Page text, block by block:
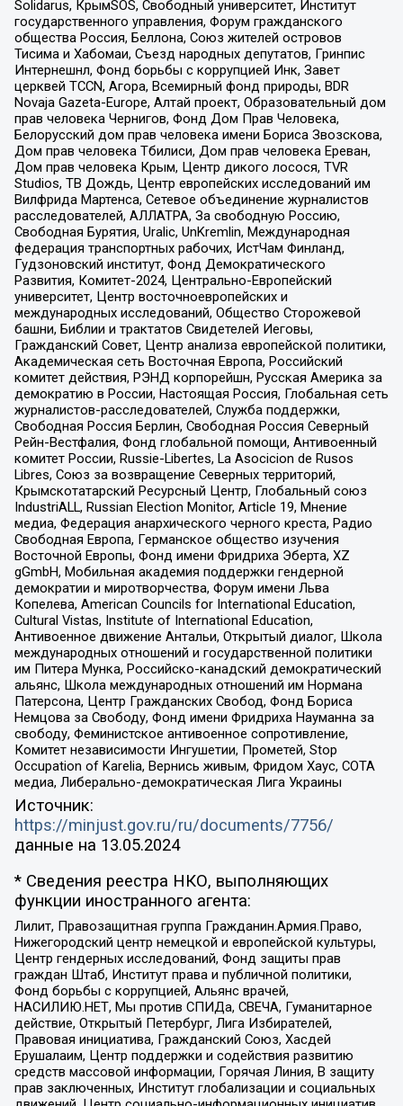
Solidarus, КрымSOS, Свободный университет, Институт
государственного управления, Форум гражданского
общества Россия, Беллона, Союз жителей островов
Тисима и Хабомаи, Съезд народных депутатов, Гринпис
Интернешнл, Фонд борьбы с коррупцией Инк, Завет
церквей TCCN, Агора, Всемирный фонд природы, BDR
Novaja Gazeta-Europe, Алтай проект, Образовательный дом
прав человека Чернигов, Фонд Дом Прав Человека,
Белорусский дом прав человека имени Бориса Звозскова,
Дом прав человека Тбилиси, Дом прав человека Ереван,
Дом прав человека Крым, Центр дикого лосося, TVR
Studios, ТВ Дождь, Центр европейских исследований им
Вилфрида Мартенса, Сетевое объединение журналистов
расследователей, АЛЛАТРА, За свободную Россию,
Свободная Бурятия, Uralic, UnKremlin, Международная
федерация транспортных рабочих, ИстЧам Финланд,
Гудзоновский институт, Фонд Демократического
Развития, Комитет-2024, Центрально-Европейский
университет, Центр восточноевропейских и
международных исследований, Общество Сторожевой
башни, Библии и трактатов Свидетелей Иеговы,
Гражданский Совет, Центр анализа европейской политики,
Академическая сеть Восточная Европа, Российский
комитет действия, РЭНД корпорейшн, Русская Америка за
демократию в России, Настоящая Россия, Глобальная сеть
журналистов-расследователей, Служба поддержки,
Свободная Россия Берлин, Свободная Россия Северный
Рейн-Вестфалия, Фонд глобальной помощи, Антивоенный
комитет России, Russie-Libertes, La Asocicion de Rusos
Libres, Союз за возвращение Северных территорий,
Крымскотатарский Ресурсный Центр, Глобальный союз
IndustriALL, Russian Election Monitor, Article 19, Мнение
медиа, Федерация анархического черного креста, Радио
Свободная Европа, Германское общество изучения
Восточной Европы, Фонд имени Фридриха Эберта, XZ
gGmbH, Мобильная академия поддержки гендерной
демократии и миротворчества, Форум имени Льва
Копелева, American Councils for International Education,
Cultural Vistas, Institute of International Education,
Антивоенное движение Антальи, Открытый диалог, Школа
международных отношений и государственной политики
им Питера Мунка, Российско-канадский демократический
альянс, Школа международных отношений им Нормана
Патерсона, Центр Гражданских Свобод, Фонд Бориса
Немцова за Свободу, Фонд имени Фридриха Науманна за
свободу, Феминистское антивоенное сопротивление,
Комитет независимости Ингушетии, Прометей, Stop
Occupation of Karelia, Вернись живым, Фридом Хаус, СОТА
медиа, Либерально-демократическая Лига Украины
Источник:
https://minjust.gov.ru/ru/documents/7756/
данные на 13.05.2024
* Сведения реестра НКО, выполняющих
функции иностранного агента:
Лилит, Правозащитная группа Гражданин.Армия.Право,
Нижегородский центр немецкой и европейской культуры,
Центр гендерных исследований, Фонд защиты прав
граждан Штаб, Институт права и публичной политики,
Фонд борьбы с коррупцией, Альянс врачей,
НАСИЛИЮ.НЕТ, Мы против СПИДа, СВЕЧА, Гуманитарное
действие, Открытый Петербург, Лига Избирателей,
Правовая инициатива, Гражданский Союз, Хасдей
Ерушалаим, Центр поддержки и содействия развитию
средств массовой информации, Горячая Линия, В защиту
прав заключенных, Институт глобализации и социальных